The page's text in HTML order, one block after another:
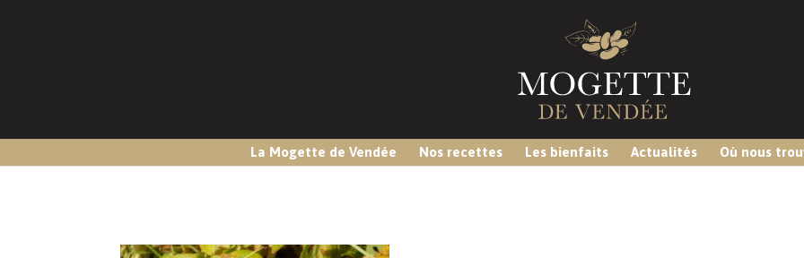
La Mogette de Vendée Nos recettes Les bienfaits Actualités Où nous